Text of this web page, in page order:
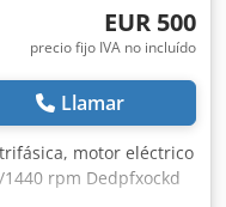
EUR 500
precio fijo IVA no incluído
Llamar
motor eléctrico
rpm Dedpfxockd